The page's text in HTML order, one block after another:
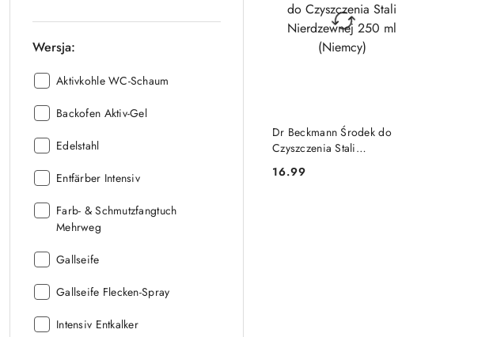
Wersja:
Wersja::
Aktivkohle WC-Schaum
Wersja::
Backofen Aktiv-Gel
Wersja::
Edelstahl
Wersja::
Entfärber Intensiv
Wersja::
Farb- & Schmutzfangtuch
Mehrweg
Wersja::
Gallseife
Wersja::
Gallseife Flecken-Spray
Wersja::
Intensiv Entkalker
Dr Beckmann Środek do
Czyszczenia Stali
(Niemcy)
Cena:
16.99
PRODUKT NIEDOSTĘPNY